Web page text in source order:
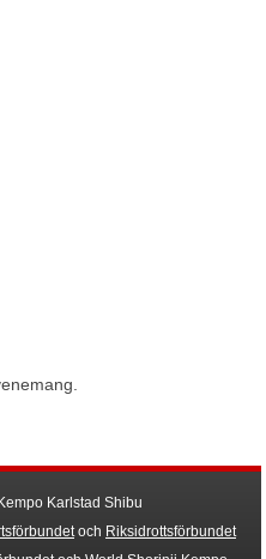
Karlstad Shibu
och Riksidrottsförbundet